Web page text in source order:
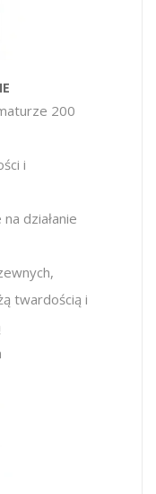
200
i
działanie
twardością i